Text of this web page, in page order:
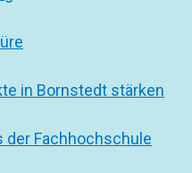
in Bornstedt stärken
der Fachhochschule